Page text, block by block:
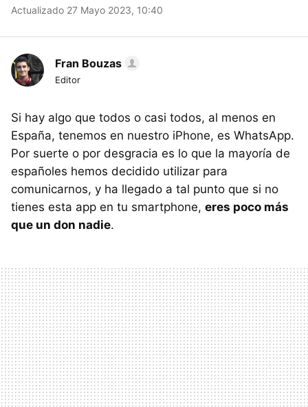
Actualizado 27 Mayo 2023, 10:40
Fran Bouzas
Editor
Si hay algo que todos o casi todos, al menos en
España, tenemos en nuestro iPhone, es WhatsApp.
Por suerte o por desgracia es lo que la mayoría de
españoles hemos decidido utilizar para
comunicarnos, y ha llegado a tal punto que si no
tienes esta app en tu smartphone, eres poco más
que un don nadie.